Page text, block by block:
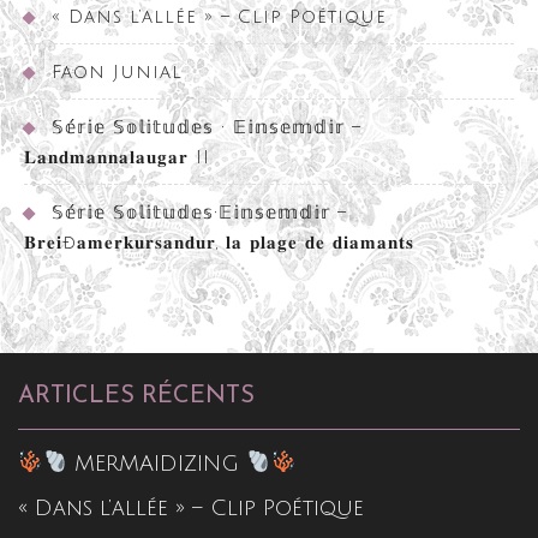
« Dans l’allée » – Clip Poétique
Faon Junial
𝕊𝕖́𝕣𝕚𝕖 𝕊𝕠𝕝𝕚𝕥𝕦𝕕𝕖𝕤 • 𝔼𝕚𝕟𝕤𝕖𝕞𝕕𝕚𝕣 –
𝐋𝐚𝐧𝐝𝐦𝐚𝐧𝐧𝐚𝐥𝐚𝐮𝐠𝐚𝐫 II
𝕊𝕖́𝕣𝕚𝕖 𝕊𝕠𝕝𝕚𝕥𝕦𝕕𝕖𝕤•𝔼𝕚𝕟𝕤𝕖𝕞𝕕𝕚𝕣 –
𝐁𝐫𝐞𝐢ð𝐚𝐦𝐞𝐫𝐤𝐮𝐫𝐬𝐚𝐧𝐝𝐮𝐫, 𝐥𝐚 𝐩𝐥𝐚𝐠𝐞 𝐝𝐞 𝐝𝐢𝐚𝐦𝐚𝐧𝐭𝐬
ARTICLES RÉCENTS
MERMAIDIZING
« Dans l’allée » – Clip Poétique